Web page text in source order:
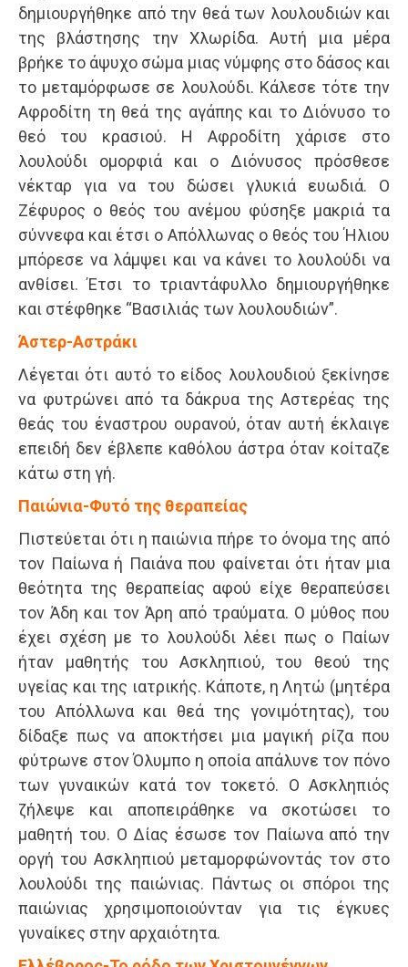
δημιουργήθηκε από την θεά των λουλουδιών και
της βλάστησης την Χλωρίδα. Αυτή μια μέρα
βρήκε το άψυχο σώμα μιας νύμφης στο δάσος και
το μεταμόρφωσε σε λουλούδι. Κάλεσε τότε την
Αφροδίτη τη θεά της αγάπης και το Διόνυσο το
θεό του κρασιού. Η Αφροδίτη χάρισε στο
λουλούδι ομορφιά και ο Διόνυσος πρόσθεσε
νέκταρ για να του δώσει γλυκιά ευωδιά. Ο
Ζέφυρος ο θεός του ανέμου φύσηξε μακριά τα
σύννεφα και έτσι ο Απόλλωνας ο θεός του Ήλιου
μπόρεσε να λάμψει και να κάνει το λουλούδι να
ανθίσει. Έτσι το τριαντάφυλλο δημιουργήθηκε
και στέφθηκε “Βασιλιάς των λουλουδιών”.
Άστερ-Αστράκι
Λέγεται ότι αυτό το είδος λουλουδιού ξεκίνησε
να φυτρώνει από τα δάκρυα της Αστερέας της
θεάς του έναστρου ουρανού, όταν αυτή έκλαιγε
επειδή δεν έβλεπε καθόλου άστρα όταν κοίταζε
κάτω στη γή.
Παιώνια-Φυτό της θεραπείας
Πιστεύεται ότι η παιώνια πήρε το όνομα της από
τον Παίωνα ή Παιάνα που φαίνεται ότι ήταν μια
θεότητα της θεραπείας αφού είχε θεραπεύσει
τον Άδη και τον Άρη από τραύματα. Ο μύθος που
έχει σχέση με το λουλούδι λέει πως ο Παίων
ήταν μαθητής του Ασκληπιού, του θεού της
υγείας και της ιατρικής. Κάποτε, η Λητώ (μητέρα
του Απόλλωνα και θεά της γονιμότητας), του
δίδαξε πως να αποκτήσει μια μαγική ρίζα που
φύτρωνε στον Όλυμπο η οποία απάλυνε τον πόνο
των γυναικών κατά τον τοκετό. Ο Ασκληπιός
ζήλεψε και αποπειράθηκε να σκοτώσει το
μαθητή του. Ο Δίας έσωσε τον Παίωνα από την
οργή του Ασκληπιού μεταμορφώνοντάς τον στο
λουλούδι της παιώνιας. Πάντως οι σπόροι της
παιώνιας χρησιμοποιούνταν για τις έγκυες
γυναίκες στην αρχαιότητα.